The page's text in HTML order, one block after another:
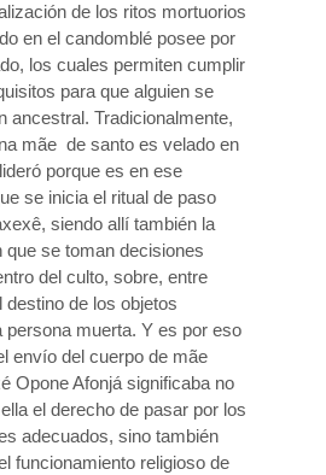
de los ritos mortuorios
en el candomblé posee por
los cuales permiten cumplir
para que alguien se
ancestral. Tradicionalmente,
mãe de santo es velado en
porque es en ese
se inicia el ritual de paso
siendo allí también la
que se toman decisiones
del culto, sobre, entre
de los objetos
persona muerta. Y es por eso
envío del cuerpo de mãe
Opone Afonjá significaba no
el derecho de pasar por los
adecuados, sino también
funcionamiento religioso de